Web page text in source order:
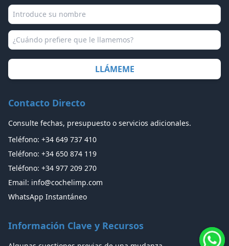
Nombre
Asunto / Preferencia llamada
Contacto Directo
Consulte fechas, presupuesto o servicios adicionales.
Teléfono: +34 649 737 410
Teléfono: +34 650 874 119
Teléfono: +34 977 209 270
Email: info@cochelimp.com
WhatsApp Instantáneo
Información Clave y Recursos